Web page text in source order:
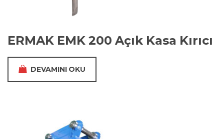
ERMAK EMK 200 Açık Kasa Kırıcı
DEVAMINI OKU